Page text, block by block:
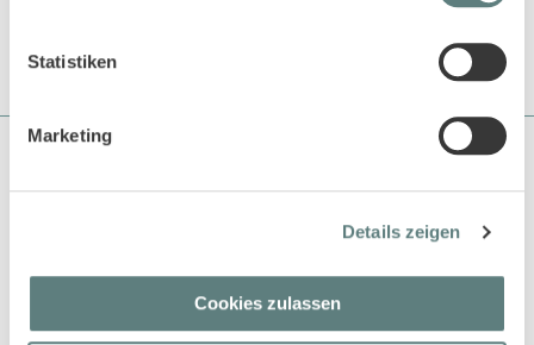
Statistiken
Marketing
Details zeigen
Cookies zulassen
und beliefert bereits seit über 18 Jahren den EInzelhandel und
Produkten.